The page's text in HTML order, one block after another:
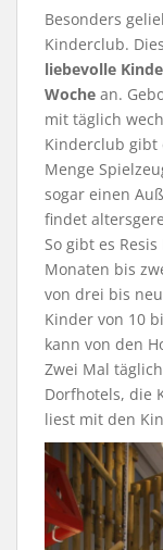
Besonders
Kinderclub.
liebevolle
Woche an.
mit täglich
Kinderclub gibt
Menge
sogar einen
findet
So gibt es
Monaten bis
von drei bis
Kinder von 10
kann von den
Zwei Mal
Dorfhotels, die
liest mit den